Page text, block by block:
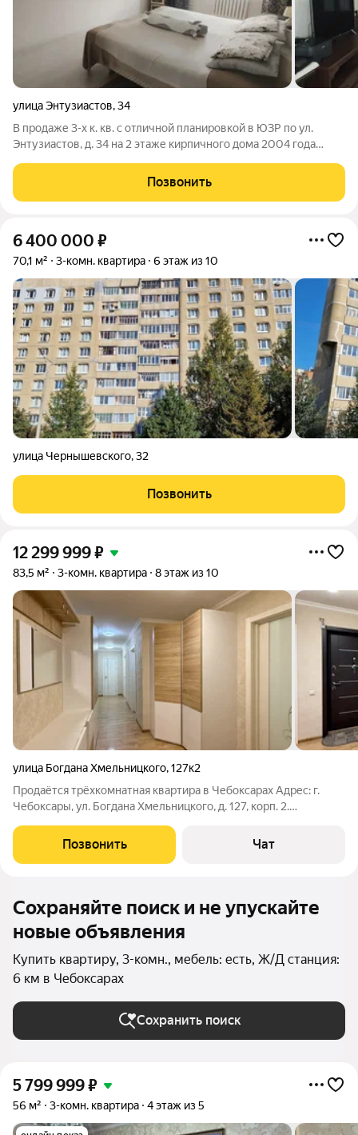
улица Энтузиастов,34
В продаже 3-х к. кв. с отличной планировкой в ЮЗР по ул.
Энтузиастов, д. 34 на 2 этаже кирпичного дома 2004 года
- жилые комнаты
Позвонить
6 400 000 ₽
70,1 м² 3-комн. квартира 6 этаж из 10
улица Чернышевского,32
Позвонить
12 299 999₽
83,5 м² 3-комн. квартира 8 этаж из 10
улица Богдана Хмельницкого,127к2
Продаётся трёхкомнатная квартира в Чебоксарах Адрес: г.
Чебоксары, ул. Богдана Хмельницкого, д. 127, корп. 2.
83,5 м + просторная лоджия Автономное отопление, низкие
коммунальные платежи
Позвонить Чат
Сохраняйте поиск и не упускайте
новые объявления
Купить квартиру, 3-комн., мебель: есть, Ж/Д станция:
6 км в Чебоксарах
Сохранить поиск
5 799 999₽
56 м² 3-комн. квартира 4 этаж из 5